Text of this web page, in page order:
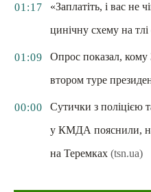
01:17
«Заплатіть, і вас не
цинічну схему на тлі
01:09
Опрос показал,
втором туре
00:00
Сутички з поліцією
у КМДА пояснили,
на Теремках (tsn.ua)